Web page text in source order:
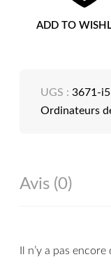
ADD TO
UGS :3671-i5
Ordinateurs
Avis (0)
Il n’y a pas encore